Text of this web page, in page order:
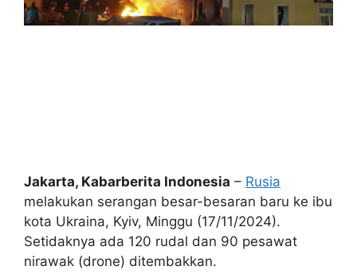
Jakarta, Kabarberita Indonesia – Rusia
melakukan serangan besar-besaran baru ke ibu
kota Ukraina, Kyiv, Minggu (17/11/2024).
Setidaknya ada 120 rudal dan 90 pesawat
nirawak (drone) ditembakkan.